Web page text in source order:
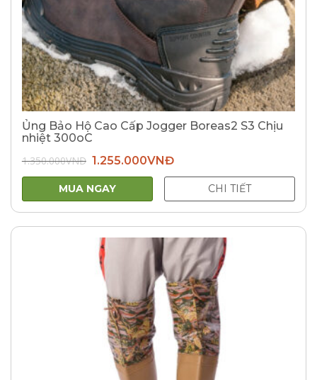
Ủng Bảo Hộ Cao Cấp Jogger Boreas2 S3 Chịu
nhiệt 300oC
1.350.000VNĐ Giá
gốc
là:
1.350.000VNĐ.
1.255.000VNĐGiá
hiện
tại
1.255.000VNĐ.
MUA NGAY CHI TIẾT